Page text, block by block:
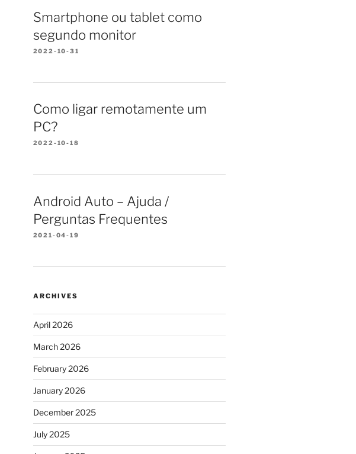
Smartphone ou tablet como
segundo monitor
2022-10-31
Como ligar remotamente um
PC?
2022-10-18
Android Auto – Ajuda /
Perguntas Frequentes
2021-04-19
ARCHIVES
April 2026
March 2026
February 2026
January 2026
December 2025
July 2025